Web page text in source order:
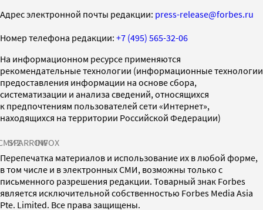
Адрес электронной почты редакции: press-release@forbes.ru
Номер телефона редакции: +7 (495) 565-32-06
На информационном ресурсе применяются
рекомендательные технологии (информационные технологии
предоставления информации на основе сбора,
систематизации и анализа сведений, относящихся
к предпочтениям пользователей сети «Интернет»,
находящихся на территории Российской Федерации)
SPARROWINFOX
Перепечатка материалов и использование их в любой форме,
в том числе и в электронных СМИ, возможны только с
письменного разрешения редакции. Товарный знак Forbes
является исключительной собственностью Forbes Media Asia
Pte. Limited. Все права защищены.